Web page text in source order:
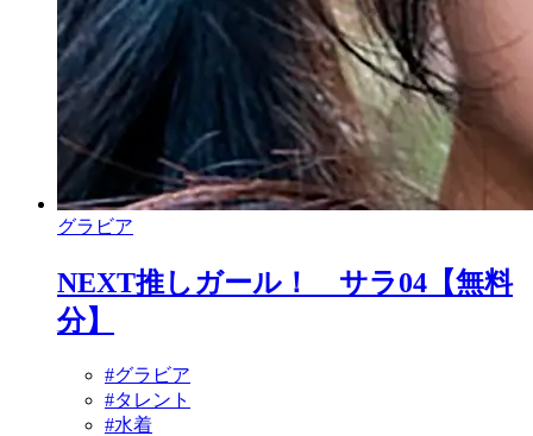
グラビア
NEXT推しガール！ サラ04【無料
分】
#グラビア
#タレント
#水着